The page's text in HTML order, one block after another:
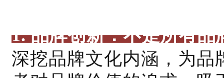
1. 品牌创新：不是所有品
深挖品牌文化内涵，为品